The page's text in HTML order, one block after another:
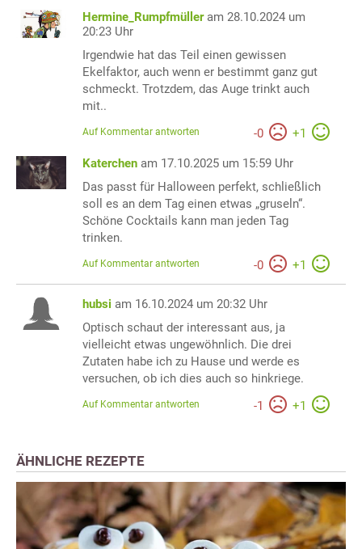
Hermine_Rumpfmüller am 28.10.2024 um
20:23 Uhr
Irgendwie hat das Teil einen gewissen
Ekelfaktor, auch wenn er bestimmt ganz gut
schmeckt. Trotzdem, das Auge trinkt auch
mit..
-0 +1
Auf Kommentar antworten
Katerchen am 17.10.2025 um 15:59 Uhr
Das passt für Halloween perfekt, schließlich
soll es an dem Tag einen etwas „gruseln“.
Schöne Cocktails kann man jeden Tag
trinken.
-0 +1
Auf Kommentar antworten
hubsi am 16.10.2024 um 20:32 Uhr
Optisch schaut der interessant aus, ja
vielleicht etwas ungewöhnlich. Die drei
Zutaten habe ich zu Hause und werde es
versuchen, ob ich dies auch so hinkriege.
-1 +1
Auf Kommentar antworten
ÄHNLICHE REZEPTE